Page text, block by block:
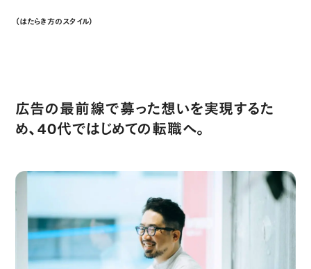
（はたらき方のスタイル）
広告の最前線で募った想いを実現するた
め、40代ではじめての転職へ。